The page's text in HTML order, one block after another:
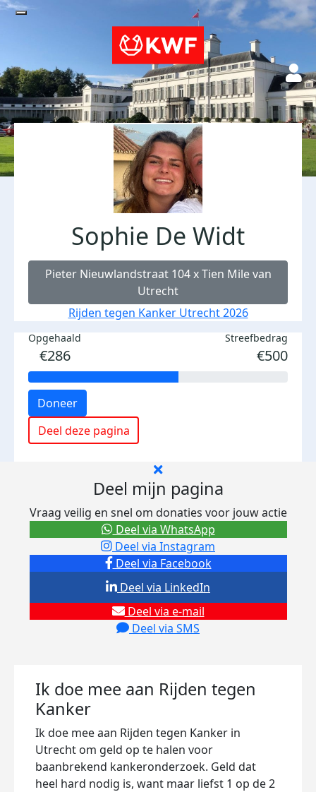
Sophie De Widt
Pieter Nieuwlandstraat 104 x Tien Mile van
Utrecht
Rijden tegen Kanker Utrecht 2026
Opgehaald
€286
Streefbedrag
€500
Doneer
Deel deze pagina
Deel mijn pagina
Vraag veilig en snel om donaties voor jouw actie
Deel via Facebook
Deel via Instagram
Deel via e-mail
Deel via SMS
Deel via LinkedIn
Deel via WhatsApp
Ik doe mee aan Rijden tegen
Kanker
Ik doe mee aan Rijden tegen Kanker in
Utrecht om geld op te halen voor
baanbrekend kankeronderzoek. Geld dat
heel hard nodig is, want maar liefst 1 op de 2